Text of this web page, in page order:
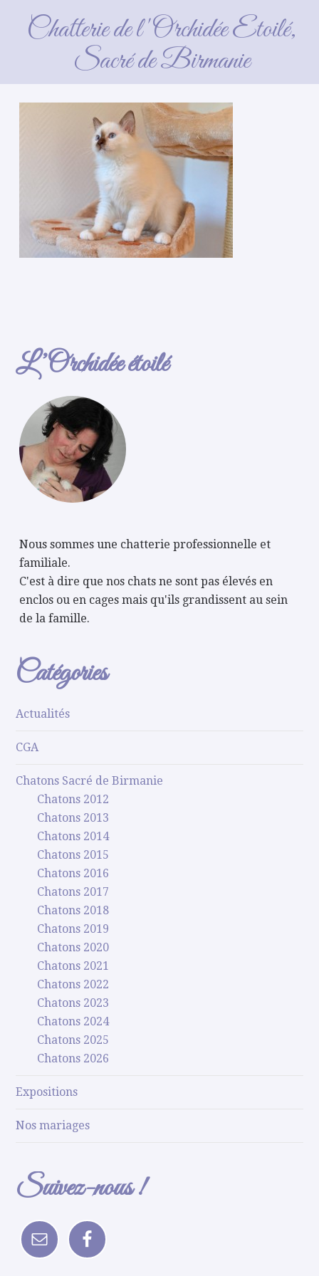
Chatterie de l'Orchidée Etoilé,
Sacré de Birmanie
L’Orchidée étoilé
Nous sommes une chatterie professionnelle et
familiale.
C'est à dire que nos chats ne sont pas élevés en
enclos ou en cages mais qu'ils grandissent au sein
de la famille.
Catégories
Actualités
CGA
Chatons Sacré de Birmanie
Chatons 2012
Chatons 2013
Chatons 2014
Chatons 2015
Chatons 2016
Chatons 2017
Chatons 2018
Chatons 2019
Chatons 2020
Chatons 2021
Chatons 2022
Chatons 2023
Chatons 2024
Chatons 2025
Chatons 2026
Expositions
Nos mariages
Suivez-nous !